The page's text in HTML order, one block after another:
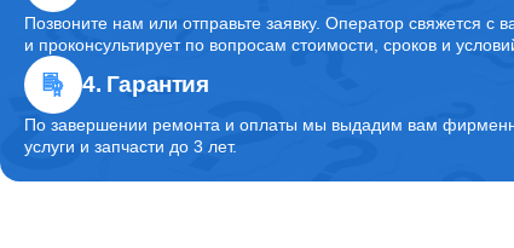
Позвоните нам или отправьте заявку. Оператор свяжется с
и проконсультирует по вопросам стоимости, сроков и
4. Гарантия
По завершении ремонта и оплаты мы выдадим вам
услуги и запчасти до 3 лет.